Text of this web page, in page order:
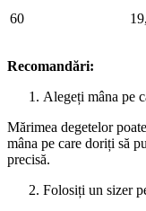
60
Recomandări:
Alegeți mâna pe
Mărimea degetelor
mâna pe care doriți să
precisă.
Folosiți un sizer